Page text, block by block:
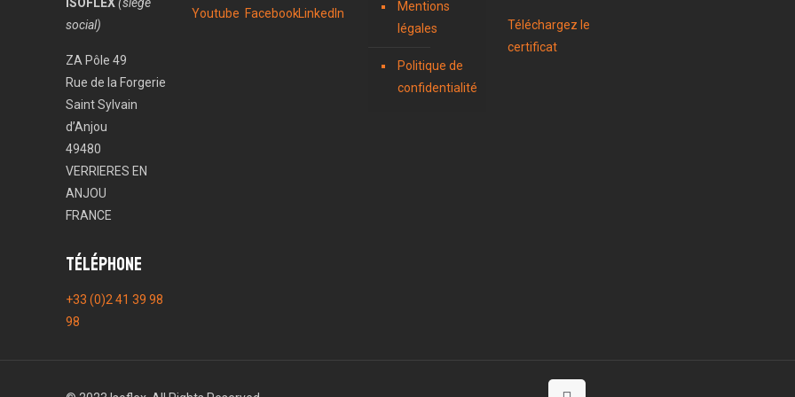
social)
ZA Pôle 49
Rue de la Forgerie
Saint Sylvain
d’Anjou
49480
VERRIERES EN
ANJOU
FRANCE
Téléphone
+33 (0)2 41 39 98
98
Mentions
légales
Politique de
confidentialité
Téléchargez le
certificat